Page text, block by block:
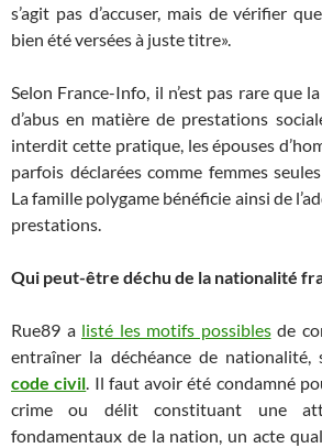
s’agit pas d’accuser, mais de vérifier
bien été versées à juste titre».
Selon France-Info, il n’est pas rare que
d’abus en matière de prestations
interdit cette pratique, les épouses
parfois déclarées comme femmes
La famille polygame bénéficie ainsi de
prestations.
Qui peut-être déchu de la nationalité
Rue89 a listé les motifs possiblesde
entraîner la déchéance de nationalité,
code civil. Il faut avoir été condamné
crime ou délit constituant une
fondamentaux de la nation, un acte